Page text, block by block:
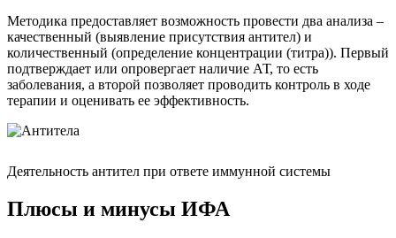
Методика предоставляет возможность провести два анализа –
качественный (выявление присутствия антител) и
количественный (определение концентрации (титра)). Первый
подтверждает или опровергает наличие АТ, то есть
заболевания, а второй позволяет проводить контроль в ходе
терапии и оценивать ее эффективность.
Деятельность антител при ответе иммунной системы
Плюсы и минусы ИФА